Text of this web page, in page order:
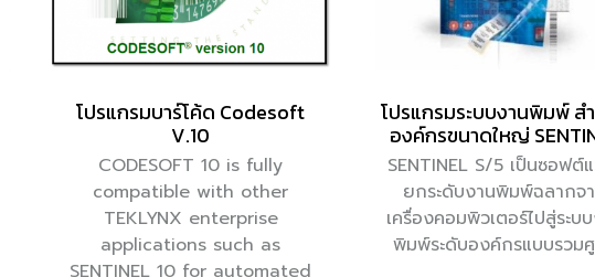
โปรแกรมบาร์โค้ด Codesoft
V.10
CODESOFT 10 is fully
compatible with other
TEKLYNX enterprise
applications such as
SENTINEL 10 for automated
โปรแกรมระบบงานพิมพ์ ส
องค์กรขนาดใหญ่
SENTINEL S/5 เป็นซอฟต์
ยกระดับงานพิมพ์ฉลากจ
เครื่องคอมพิวเตอร์ไปสู่ระบ
พิมพ์ระดับองค์กรแบบรวม